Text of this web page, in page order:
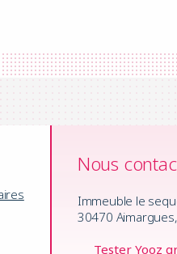
Nous
Immeuble le
30470
Tester Yooz